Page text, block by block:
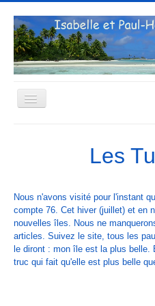
Basculer
la
La vie en Polynésie
Quelques journées
Les plongées
Les visiteurs
Connexion
Les
Nous n'avons visité pour l'instant
compte 76. Cet hiver (juillet) et en
nouvelles îles. Nous ne
articles. Suivez le site, tous les
le diront : mon île est la plus
truc qui fait qu'elle est plus belle